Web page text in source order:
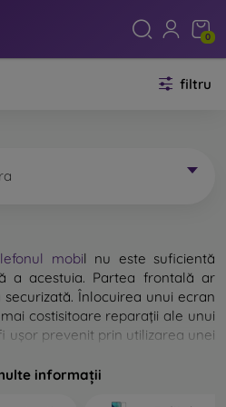
0
filtru
mobil nu este suficientă
a acestuia. Partea frontală ar
Înlocuirea unui ecran
costisitoare reparații ale unui
ușor prevenit prin utilizarea unei
pentru telefon, în
informații